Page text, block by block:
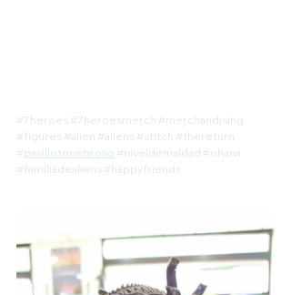
#7heroes #7heroesmerch #merchandising
#figures #alien #aliens #stitch #thereturn
#pasillotenebroso #niveldemaldad #ohana
#familiadealiens #happyfriends